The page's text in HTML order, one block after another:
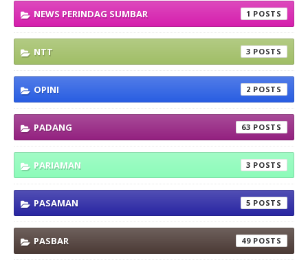
NEWS PERINDAG SUMBAR 1
NTT 3
OPINI 2
PADANG 63
PARIAMAN 3
PASAMAN 5
PASBAR 49